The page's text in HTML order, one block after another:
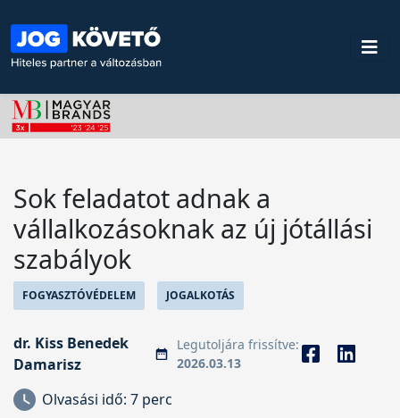
Sok feladatot adnak a
vállalkozásoknak az új jótállási
szabályok
FOGYASZTÓVÉDELEM JOGALKOTÁS
dr. Kiss Benedek
Damarisz
Legutoljára frissítve:
2026.03.13
Olvasási idő: 7 perc